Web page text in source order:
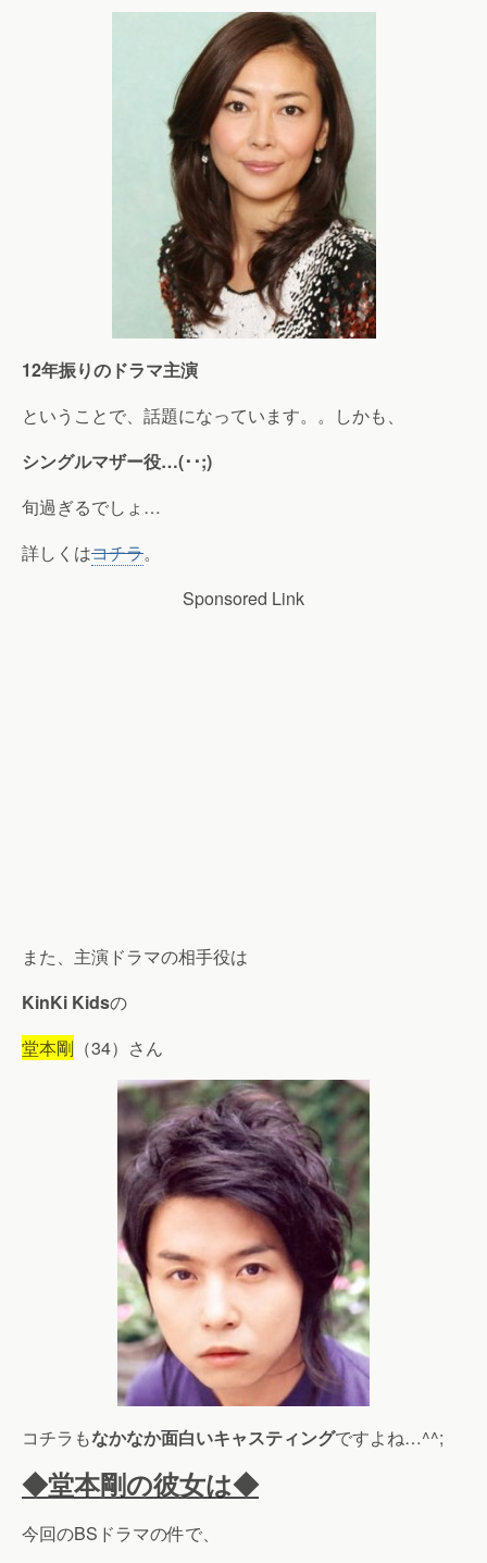
12年振りのドラマ主演
ということで、話題になっています。。しかも、
シングルマザー役…(･･;)
旬過ぎるでしょ…
詳しくはコチラ。
Sponsored Link
また、主演ドラマの相手役は
KinKi Kidsの
堂本剛 （34）さん
コチラもなかなか面白いキャスティングですよね…^^;
◆堂本剛の彼女は◆
今回のBSドラマの件で、